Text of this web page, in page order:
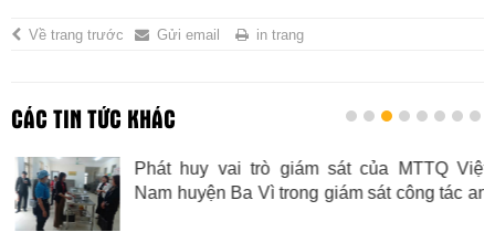
Về trang trước Gửi email in trang
CÁC TIN TỨC KHÁC
Phát huy vai trò giám sát của MTTQ Việt
Nam huyện Ba Vì trong giám sát công tác an